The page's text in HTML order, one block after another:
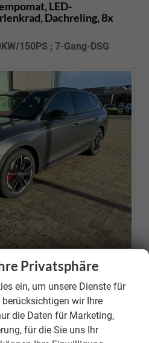
LED-
Dachreling, 8x
150PS ; 7-Gang-DSG
39646
; 110KW/150PS ; 7-Gang-DSG
(AUTOMATIK)
Doppelkupplungsgetriebe (DSG)
Privatsphäre
ein, um unsere Dienste für
wir Ihre
die Daten für Marketing,
für die Sie uns Ihr